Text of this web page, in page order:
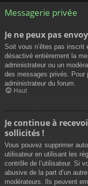
Messagerie privée
Je ne peux pas
Soit vous n’êtes pas
désactivé entièrement la
administrateur ou un
des messages privés. Pour
administrateur du forum.
Haut
Je continue à
sollicités !
Vous pouvez supprimer
utilisateur en utilisant les
contrôle de l’utilisateur. Si
abusive de la part d’un
modérateurs. Ils peuvent